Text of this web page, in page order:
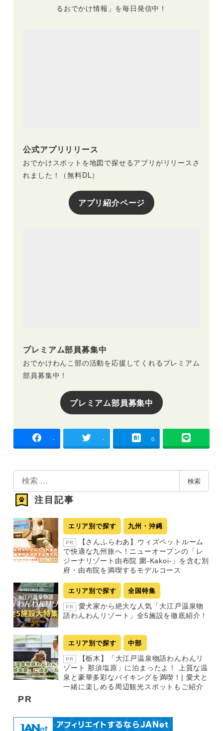
るおでかけ情報」を毎日発信中！
公式アプリリリース
おでかけスポットを地図で探せるアプリがリリースさ
れました！（無料DL）
アプリ紹介ページ
プレミアム部員募集中
おでかけわんこ部の活動を応援してくれるプレミアム
部員募集中！
プレミアム部員募集中
- - 0
索
検索
注目記事
エリア別で探す 九州・沖縄
PR
【さんふらわあ】ウィズペットルーム
で快適な九州旅へ！ニューオープンの「レ
ジーナリゾート由布院 圍-Kakoi-」を含む別
府・由布院を満喫するモデルコース
エリア別で探す 全国特集
PR
愛犬家から絶大な人気「大江戸温泉物
語わんわんリゾート」全5施設を徹底紹介！
エリア別で探す 中部
PR
【栃木】「大江戸温泉物語わんわんリ
ゾート 那須塩原」に泊まったよ！ 上質な温
泉と豪華多彩なバイキングを満喫！| 愛犬と
一緒に楽しめる周辺観光スポットもご紹介
PR